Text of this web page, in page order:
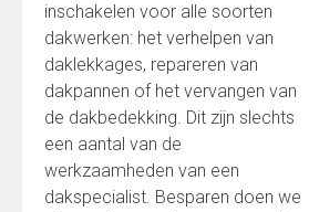
inschakelen voor alle soorten
dakwerken: het verhelpen van
daklekkages, repareren van
dakpannen of het vervangen van
de dakbedekking. Dit zijn slechts
een aantal van de
werkzaamheden van een
dakspecialist. Besparen doen we